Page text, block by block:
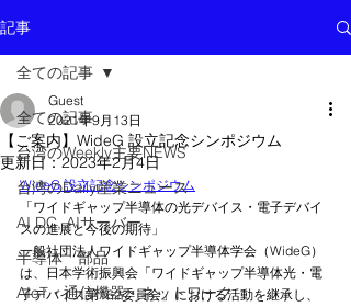
記事
全ての記事
台湾のWeekly主要NEWS
台湾のDaily産業ニュース
AI DC, AIサーバー
半導体 部品
AIoT・通信機器・ネットワーク
全ての記事
【ご案内】WideG 設立記念シンポジウム
Guest
2021年9月13日
更新日：2023年2月4日
WideG 設立記念シンポジウム
「ワイドギャップ半導体の光デバイス・電子デバイ
スの進展と今後の期待」
一般社団法人ワイドギャップ半導体学会（WideG）
は、日本学術振興会「ワイドギャップ半導体光・電
子デバイス第162委員会」における活動を継承し、